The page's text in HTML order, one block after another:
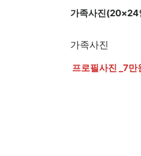
가족사진
가족사진
프로필사진 _7만